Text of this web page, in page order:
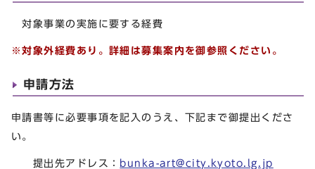
対象事業の実施に要する経費
※対象外経費あり。詳細は募集案内を御参照ください。
申請方法
申請書等に必要事項を記入のうえ、下記まで御提出くださ
い。
提出先アドレス： bunka-art@city.kyoto.lg.jp